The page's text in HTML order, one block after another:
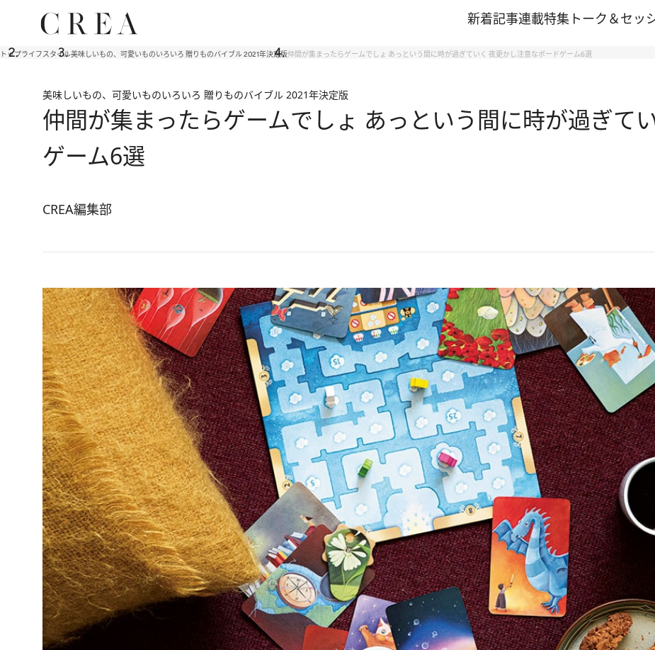
新着記事連載特集 トーク＆セッ
トップライフスタイル美味しいもの、可愛いものいろいろ 贈りものバイブル 2021年決定版仲間が集まったらゲームでしょ あっという間に時が過ぎていく 夜更かし注意なボードゲーム6選
美味しいもの、可愛いものいろいろ 贈りものバイブル 2021年決定版
仲間が集まったらゲームでしょ あっという間に時が過ぎて
ゲーム6選
CREA編集部